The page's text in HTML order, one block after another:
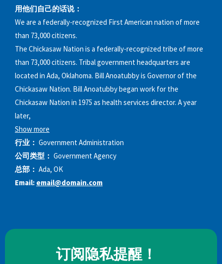
用他们自己的话说：
We are a federally-recognized First American nation of more
than 73,000 citizens.
The Chickasaw Nation is a federally-recognized tribe of more
than 73,000 citizens. Tribal government headquarters are
located in Ada, Oklahoma. Bill Anoatubby is Governor of the
Chickasaw Nation. Bill Anoatubby began work for the
Chickasaw Nation in 1975 as health services director. A year
later,
Show more
行业： Government Administration
公司类型： Government Agency
总部： Ada, OK
Email: email@domain.com
订阅隐私提醒！